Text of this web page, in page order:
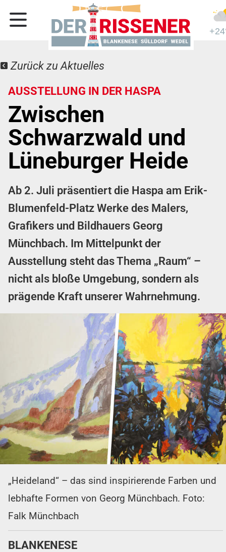
Zurück zu Aktuelles
AUSSTELLUNG IN DER HASPA
Zwischen
Schwarzwald und
Lüneburger Heide
Ab 2. Juli präsentiert die Haspa am Erik-
Blumenfeld-Platz Werke des Malers,
Grafikers und Bildhauers Georg
Münchbach. Im Mittelpunkt der
Ausstellung steht das Thema „Raum“ –
nicht als bloße Umgebung, sondern als
prägende Kraft unserer Wahrnehmung.
„Heideland“ – das sind inspirierende Farben und
lebhafte Formen von Georg Münchbach. Foto:
Falk Münchbach
BLANKENESE